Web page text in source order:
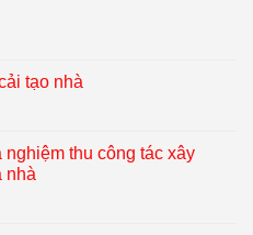
tạo nhà
nghiệm thu công tác xây
nhà